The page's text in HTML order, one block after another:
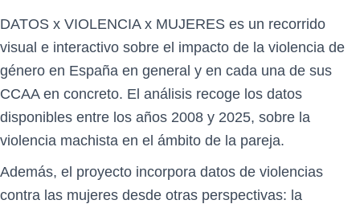
O
O
DATOS x VIOLENCIA x MUJERES es un recorrido
visual e interactivo sobre el impacto de la violencia de
género en España en general y en cada una de sus
CCAA en concreto. El análisis recoge los datos
disponibles entre los años 2008 y 2025, sobre la
violencia machista en el ámbito de la pareja.
Además, el proyecto incorpora datos de violencias
contra las mujeres desde otras perspectivas: la